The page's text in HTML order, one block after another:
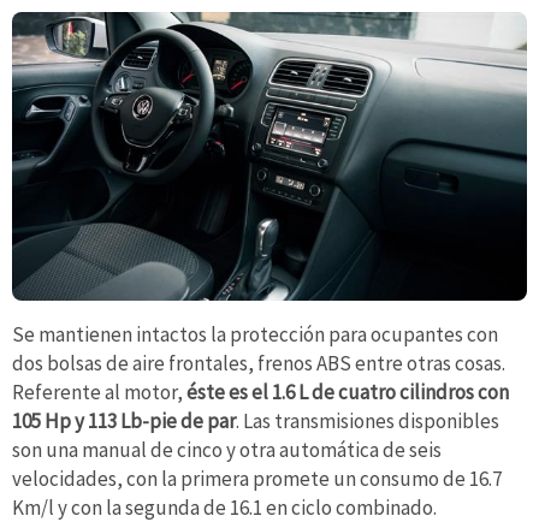
Se mantienen intactos la protección para ocupantes con
dos bolsas de aire frontales, frenos ABS entre otras cosas.
Referente al motor,éste es el 1.6 L de cuatro cilindros con
105 Hp y 113 Lb-pie de par. Las transmisiones disponibles
son una manual de cinco y otra automática de seis
velocidades, con la primera promete un consumo de 16.7
Km/l y con la segunda de 16.1 en ciclo combinado.